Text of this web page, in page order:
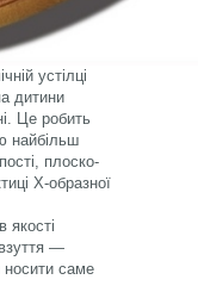
устілці
дитини
Це робить
найбільш
плоско-
Х-образної
якості
—
носити саме